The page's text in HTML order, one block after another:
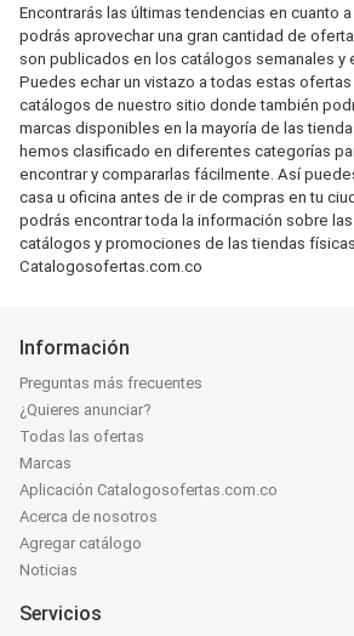
Encontrarás las últimas tendencias en cuanto
podrás aprovechar una gran cantidad de
son publicados en los catálogos semanales y
Puedes echar un vistazo a todas estas
catálogos de nuestro sitio donde también
marcas disponibles en la mayoría de las
hemos clasificado en diferentes categorías
encontrar y compararlas fácilmente. Así
casa u oficina antes de ir de compras en tu
podrás encontrar toda la información sobre
catálogos y promociones de las tiendas
Catalogosofertas.com.co
Información
Preguntas más frecuentes
¿Quieres anunciar?
Todas las ofertas
Marcas
Aplicación Catalogosofertas.com.co
Acerca de nosotros
Agregar catálogo
Noticias
Servicios